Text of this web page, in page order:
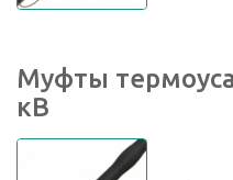
Муфты
кВ